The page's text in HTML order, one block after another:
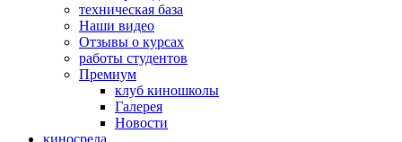
техническая база
Наши видео
Отзывы о курсах
работы студентов
Премиум
клуб киношколы
Галерея
Новости
киносреда